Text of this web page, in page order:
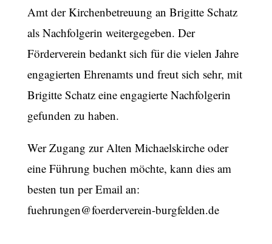
Amt der Kirchenbetreuung an Brigitte Schatz
als Nachfolgerin weitergegeben. Der
Förderverein bedankt sich für die vielen Jahre
engagierten Ehrenamts und freut sich sehr, mit
Brigitte Schatz eine engagierte Nachfolgerin
gefunden zu haben.
Wer Zugang zur Alten Michaelskirche oder
eine Führung buchen möchte, kann dies am
besten tun per Email an:
fuehrungen@foerderverein-burgfelden.de